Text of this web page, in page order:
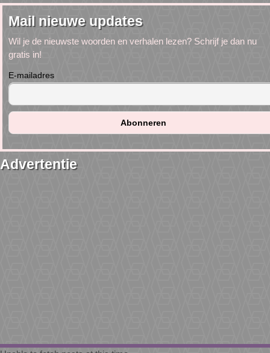
Mail nieuwe updates
Wil je de nieuwste woorden en verhalen lezen? Schrijf je dan nu
gratis in!
E-mailadres
Advertentie